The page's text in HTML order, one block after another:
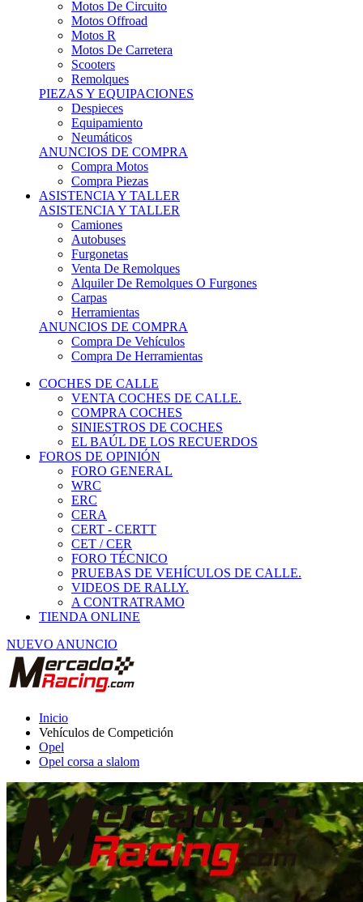
Motos R
Motos De Carretera
Scooters
Remolques
PIEZAS Y EQUIPACIONES
Despieces
Equipamiento
Neumáticos
ANUNCIOS DE COMPRA
Compra Motos
Compra Piezas
ASISTENCIA Y TALLER
ASISTENCIA Y TALLER
Camiones
Autobuses
Furgonetas
Venta De Remolques
Alquiler De Remolques O Furgones
Carpas
Herramientas
ANUNCIOS DE COMPRA
Compra De Vehículos
Compra De Herramientas
COCHES DE CALLE
VENTA COCHES DE CALLE.
COMPRA COCHES
SINIESTROS DE COCHES
EL BAÚL DE LOS RECUERDOS
FOROS DE OPINIÓN
FORO GENERAL
WRC
ERC
CERA
CERT - CERTT
CET / CER
FORO TÉCNICO
PRUEBAS DE VEHÍCULOS DE CALLE.
VIDEOS DE RALLY.
A CONTRATRAMO
TIENDA ONLINE
NUEVO ANUNCIO
Vehículos de Competición
Opel
Opel corsa a slalom